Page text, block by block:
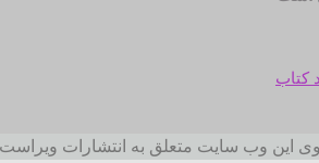
کتاب
این وب سایت متعلق به انتشارات